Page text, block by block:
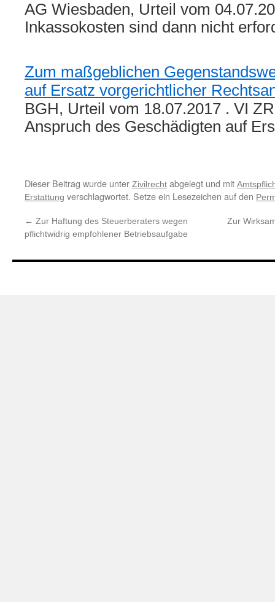
AG Wiesbaden, Urteil vom
Inkassokosten sind dann nicht
Zum maßgeblichen
auf Ersatz vorgerichtlicher
BGH, Urteil vom 18.07.2017 . VI
Anspruch des Geschädigten auf
Dieser Beitrag wurde unter Zivilrecht abgelegt und mit
Erstattung verschlagwortet. Setze ein Lesezeichen auf den
← Zur Haftung des Steuerberaters wegen
pflichtwidrig empfohlener Betriebsaufgabe
Zur